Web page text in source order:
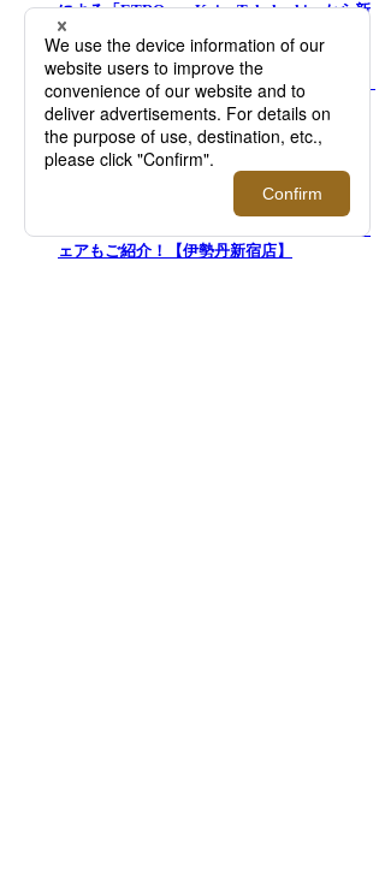
による「ETRO per Kaito Takahashi」から新
たなコレクションが登場【伊勢丹新宿店】
『LOVOT』｜＜アンダーカバー＞とのコラ
ボが実現。リンクコーデも楽しめるヒト用ウ
ェアもご紹介！【伊勢丹新宿店】